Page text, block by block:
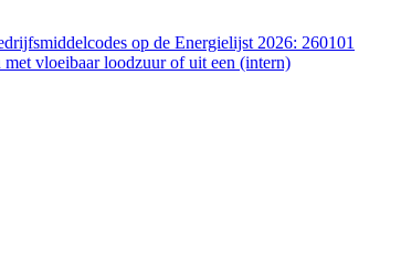
op de Energielijst 2026: 260101
vloeibaar loodzuur of uit een (intern)